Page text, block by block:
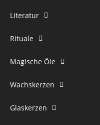
Literatur
Rituale
Magische Öle
Wachskerzen
Glaskerzen